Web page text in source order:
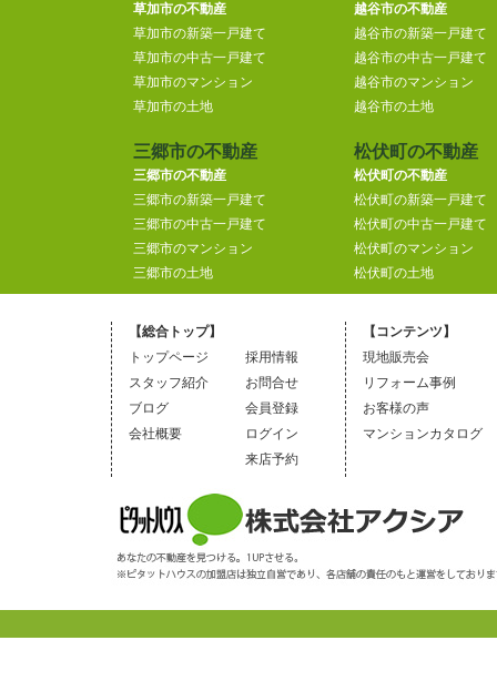
草加市の不動産
草加市の新築一戸建て
草加市の中古一戸建て
草加市のマンション
草加市の土地
越谷市の不動産
越谷市の新築一戸建て
越谷市の中古一戸建て
越谷市のマンション
越谷市の土地
三郷市の不動産
三郷市の不動産
三郷市の新築一戸建て
三郷市の中古一戸建て
三郷市のマンション
三郷市の土地
松伏町の不動産
松伏町の不動産
松伏町の新築一戸建て
松伏町の中古一戸建て
松伏町のマンション
松伏町の土地
【総合トップ】
トップページ
スタッフ紹介
ブログ
会社概要
採用情報
お問合せ
会員登録
ログイン
来店予約
【コンテンツ】
現地販売会
リフォーム事例
お客様の声
マンションカタログ